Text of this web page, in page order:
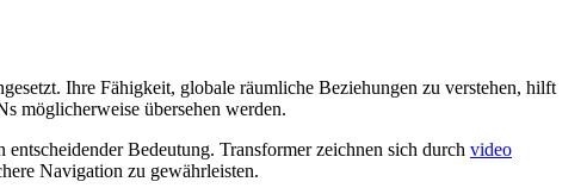
Ihre Fähigkeit, globale räumliche Beziehungen zu verstehen, hilft
möglicherweise übersehen werden.
Bedeutung. Transformer zeichnen sich durch video
Navigation zu gewährleisten.